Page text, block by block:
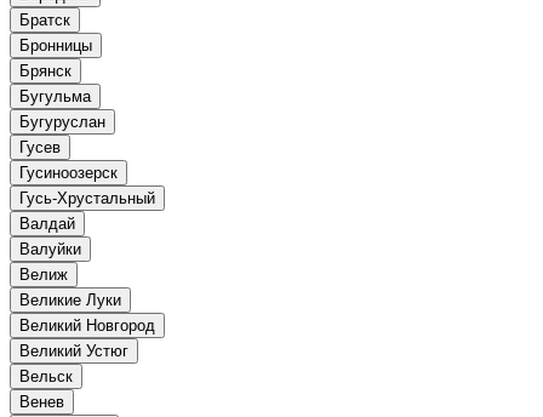
Братск
Бронницы
Брянск
Бугульма
Бугуруслан
Гусев
Гусиноозерск
Гусь-Хрустальный
Валдай
Валуйки
Велиж
Великие Луки
Великий Новгород
Великий Устюг
Вельск
Венев